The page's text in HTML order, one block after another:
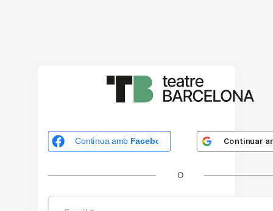
Continua amb Facebook Continuar
O